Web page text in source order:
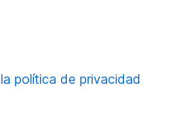
la política de privacidad